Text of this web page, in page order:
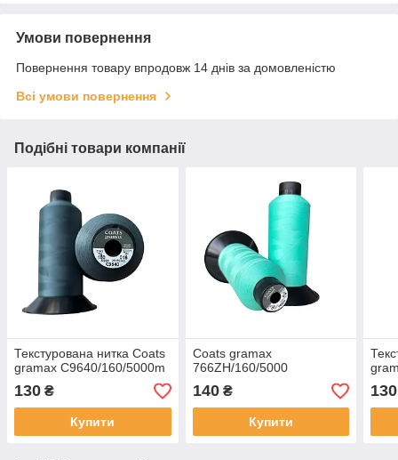
Умови повернення
Повернення товару впродовж 14 днів за домовленістю
Всі умови повернення
Подібні товари компанії
Текстурована нитка Coats
gramax C9640/160/5000m
130 ₴
Купити
Coats gramax
766ZH/160/5000
140₴
Купити
130